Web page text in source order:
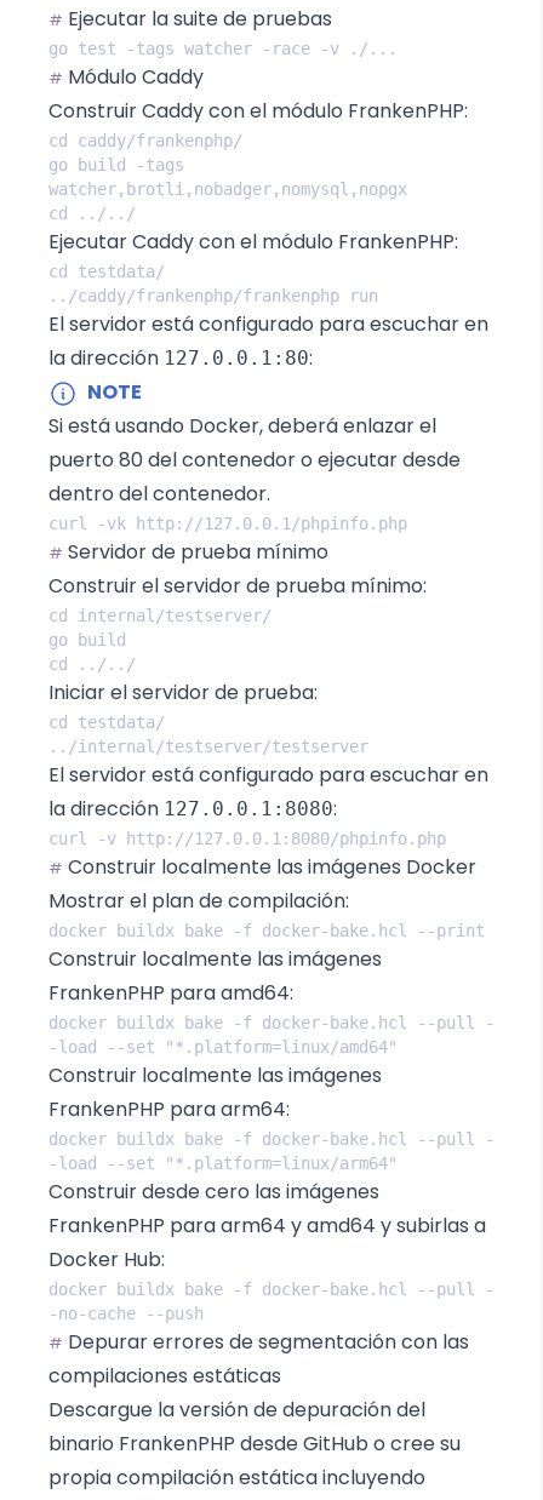
# Ejecutar la suite de pruebas
# Módulo Caddy
Construir Caddy con el módulo FrankenPHP:
go build -tags
Ejecutar Caddy con el módulo FrankenPHP:
El servidor está configurado para escuchar en
la dirección 127.0.0.1:80:
NOTE
Si está usando Docker, deberá enlazar el
puerto 80 del contenedor o ejecutar desde
dentro del contenedor.
# Servidor de prueba mínimo
Construir el servidor de prueba mínimo:
Iniciar el servidor de prueba:
El servidor está configurado para escuchar en
la dirección 127.0.0.1:8080:
# Construir localmente las imágenes Docker
Mostrar el plan de compilación:
Construir localmente las imágenes
FrankenPHP para amd64:
docker buildx bake -f docker-bake.hcl --pull -
Construir localmente las imágenes
FrankenPHP para arm64:
docker buildx bake -f docker-bake.hcl --pull -
Construir desde cero las imágenes
FrankenPHP para arm64 y amd64 y subirlas a
Docker Hub:
docker buildx bake -f docker-bake.hcl --pull -
# Depurar errores de segmentación con las
compilaciones estáticas
Descargue la versión de depuración del
binario FrankenPHP desde GitHub o cree su
propia compilación estática incluyendo